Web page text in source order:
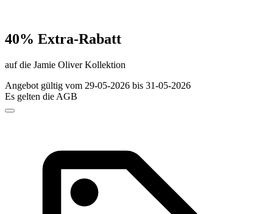
40% Extra-Rabatt
auf die Jamie Oliver Kollektion
Angebot gültig vom 29-05-2026 bis 31-05-2026
Es gelten die AGB